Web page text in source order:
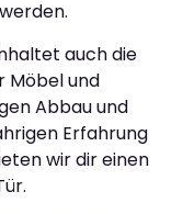
auch die
Möbel und
Abbau und
Erfahrung
wir dir einen